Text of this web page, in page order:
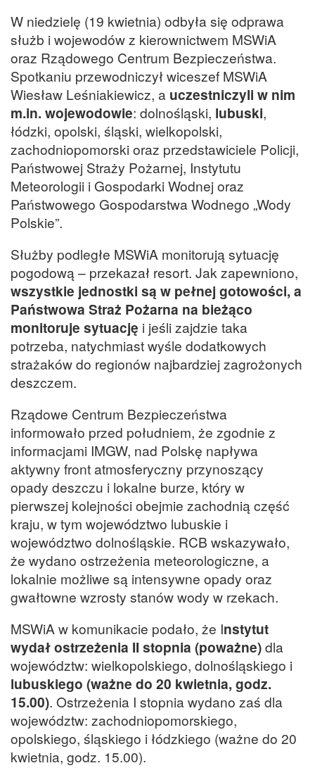
W niedzielę (19 kwietnia) odbyła się odprawa
służb i wojewodów z kierownictwem MSWiA
oraz Rządowego Centrum Bezpieczeństwa.
Spotkaniu przewodniczył wiceszef MSWiA
Wiesław Leśniakiewicz, a uczestniczyli w nim
m.in. wojewodowie: dolnośląski, lubuski,
łódzki, opolski, śląski, wielkopolski,
zachodniopomorski oraz przedstawiciele Policji,
Państwowej Straży Pożarnej, Instytutu
Meteorologii i Gospodarki Wodnej oraz
Państwowego Gospodarstwa Wodnego „Wody
Polskie”.
Służby podległe MSWiA monitorują sytuację
pogodową – przekazał resort. Jak zapewniono,
wszystkie jednostki są w pełnej gotowości, a
Państwowa Straż Pożarna na bieżąco
monitoruje sytuację i jeśli zajdzie taka
potrzeba, natychmiast wyśle dodatkowych
strażaków do regionów najbardziej zagrożonych
deszczem.
Rządowe Centrum Bezpieczeństwa
informowało przed południem, że zgodnie z
informacjami IMGW, nad Polskę napływa
aktywny front atmosferyczny przynoszący
opady deszczu i lokalne burze, który w
pierwszej kolejności obejmie zachodnią część
kraju, w tym województwo lubuskie i
województwo dolnośląskie. RCB wskazywało,
że wydano ostrzeżenia meteorologiczne, a
lokalnie możliwe są intensywne opady oraz
gwałtowne wzrosty stanów wody w rzekach.
MSWiA w komunikacie podało, że Instytut
wydał ostrzeżenia II stopnia (poważne)dla
województw: wielkopolskiego, dolnośląskiego i
lubuskiego (ważne do 20 kwietnia, godz.
15.00). Ostrzeżenia I stopnia wydano zaś dla
województw: zachodniopomorskiego,
opolskiego, śląskiego i łódzkiego (ważne do 20
kwietnia, godz. 15.00).